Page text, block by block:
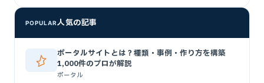
POPULAR人気の記事
ポータルサイトとは？種類・事例・作り方を構築
1,000件のプロが解説
ポータル